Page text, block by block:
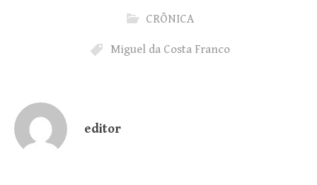
CRÔNICA
Miguel da Costa Franco
editor